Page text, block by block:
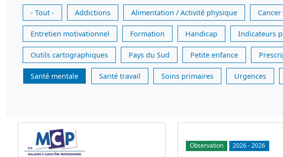
- Tout -
Addictions Alimentation / Activité physique Cancer
Entretien motivationnel Formation Handicap Indicateurs
Outils cartographiques Pays du Sud Petite enfance
Santé mentale Santé travail Soins primaires Urgences
Observation 2026-2026